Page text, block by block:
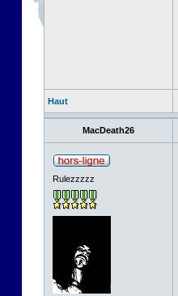
Haut
MacDeath26
Rulezzzzz